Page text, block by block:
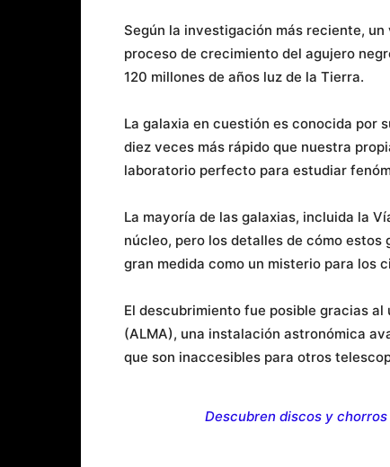
Según la investigación más reciente,
proceso de crecimiento del agujero
120 millones de años luz de la Tierra.
La galaxia en cuestión es conocida por
diez veces más rápido que nuestra
laboratorio perfecto para estudiar
La mayoría de las galaxias, incluida la
núcleo, pero los detalles de cómo
gran medida como un misterio para los
El descubrimiento fue posible gracias al
(ALMA), una instalación astronómica
que son inaccesibles para otros
Descubren discos y